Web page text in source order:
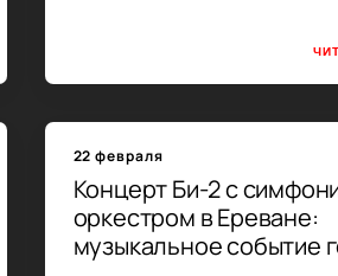
22 февраля
Концерт Би-2 с
оркестром в Ереване:
музыкальное событие